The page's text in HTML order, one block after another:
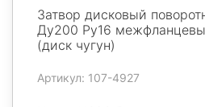
Затвор дисковый
Ду200 Ру16
(диск чугун)
Артикул: 107-4927